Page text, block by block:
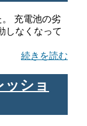
充電池の劣
しなくなって
続きを読む
ショ